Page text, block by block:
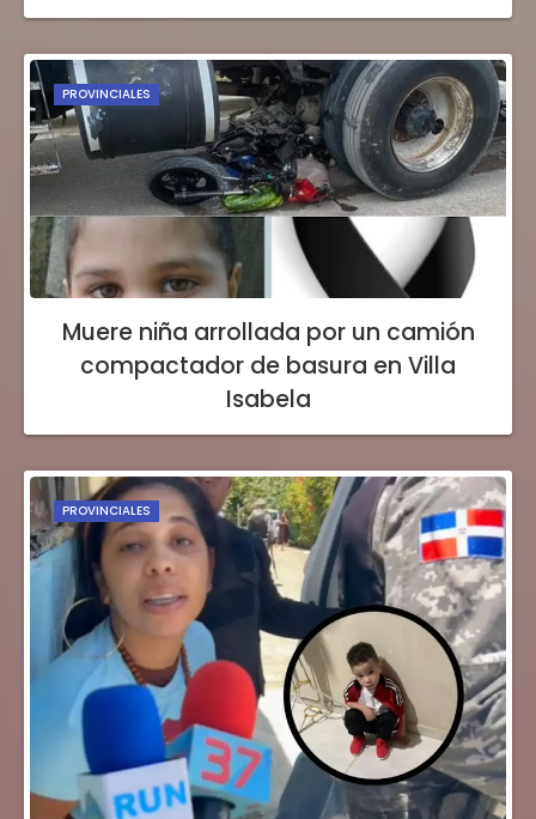
PROVINCIALES
Muere niña arrollada por un camión
compactador de basura en Villa
Isabela
PROVINCIALES